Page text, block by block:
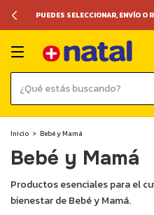
PUEDES SELECCIONAR, ENVÍO O
Inicio > Bebé y Mamá
Bebé y Mamá
Productos esenciales para el
bienestar de Bebé y Mamá.